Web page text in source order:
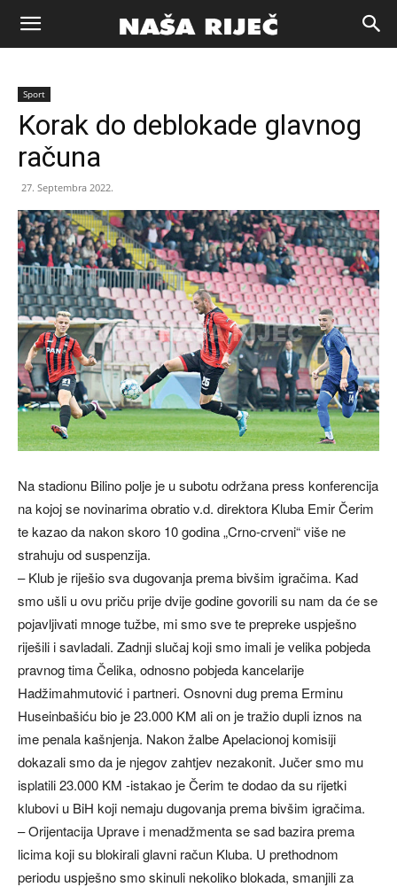
Naša
riječ
Sport
Korak do deblokade glavnog
računa
27. Septembra 2022.
Na stadionu Bilino polje je u subotu održana press konferencija
na kojoj se novinarima obratio v.d. direktora Kluba Emir Čerim
te kazao da nakon skoro 10 godina „Crno-crveni“ više ne
strahuju od suspenzija.
– Klub je riješio sva dugovanja prema bivšim igračima. Kad
smo ušli u ovu priču prije dvije godine govorili su nam da će se
pojavljivati mnoge tužbe, mi smo sve te prepreke uspješno
riješili i savladali. Zadnji slučaj koji smo imali je velika pobjeda
pravnog tima Čelika, odnosno pobjeda kancelarije
Hadžimahmutović i partneri. Osnovni dug prema Erminu
Huseinbašiću bio je 23.000 KM ali on je tražio dupli iznos na
ime penala kašnjenja. Nakon žalbe Apelacionoj komisiji
dokazali smo da je njegov zahtjev nezakonit. Jučer smo mu
isplatili 23.000 KM -istakao je Čerim te dodao da su rijetki
klubovi u BiH koji nemaju dugovanja prema bivšim igračima.
– Orijentacija Uprave i menadžmenta se sad bazira prema
licima koji su blokirali glavni račun Kluba. U prethodnom
periodu uspješno smo skinuli nekoliko blokada, smanjili za